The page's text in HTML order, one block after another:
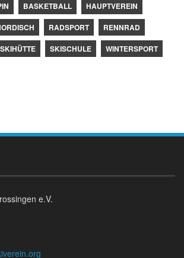
BASKETBALL
HAUPTVEREIN
RADSPORT
RENNRAD
SKIHÜTTE SKISCHULE WINTERSPORT
e.V.